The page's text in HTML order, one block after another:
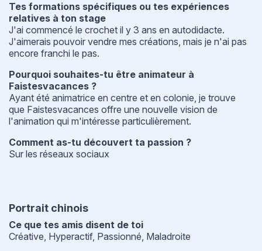
Tes formations spécifiques ou tes expériences
relatives à ton stage
J'ai commencé le crochet il y 3 ans en autodidacte.
J'aimerais pouvoir vendre mes créations, mais je n'ai pas
encore franchi le pas.
Pourquoi souhaites-tu être animateur à
Faistesvacances ?
Ayant été animatrice en centre et en colonie, je trouve
que Faistesvacances offre une nouvelle vision de
l'animation qui m'intéresse particulièrement.
Comment as-tu découvert ta passion ?
Sur les réseaux sociaux
Portrait chinois
Ce que tes amis disent de toi
Créative, Hyperactif, Passionné, Maladroite